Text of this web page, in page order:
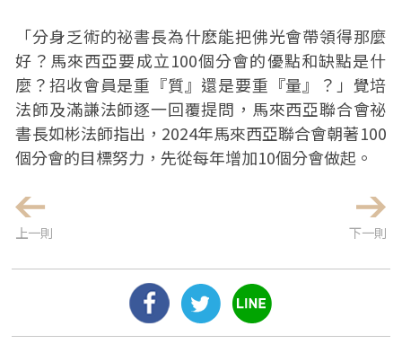
「分身乏術的祕書長為什麽能把佛光會帶領得那麼
好？馬來西亞要成立100個分會的優點和缺點是什
麼？招收會員是重『質』還是要重『量』？」覺培
法師及滿謙法師逐一回覆提問，馬來西亞聯合會祕
書長如彬法師指出，2024年馬來西亞聯合會朝著100
個分會的目標努力，先從每年增加10個分會做起。
上一則 下一則